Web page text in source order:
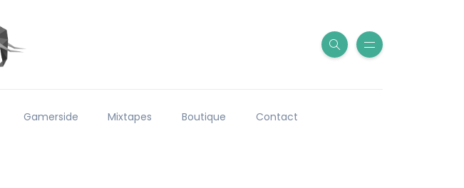
Gamerside Mixtapes Boutique Contact